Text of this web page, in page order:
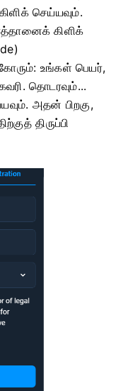
செய்யவும்.
கிளிக்
உங்கள் பெயர்,
தொடரவும்...
அதன் பிறகு,
திருப்பி